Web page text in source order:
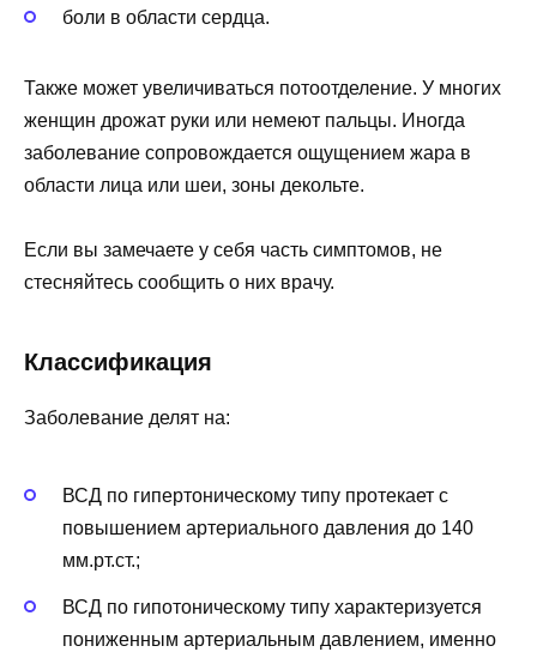
боли в области сердца.
Также может увеличиваться потоотделение. У многих
женщин дрожат руки или немеют пальцы. Иногда
заболевание сопровождается ощущением жара в
области лица или шеи, зоны декольте.
Если вы замечаете у себя часть симптомов, не
стесняйтесь сообщить о них врачу.
Классификация
Заболевание делят на:
ВСД по гипертоническому типу протекает с
повышением артериального давления до 140
мм.рт.ст.;
ВСД по гипотоническому типу характеризуется
пониженным артериальным давлением, именно